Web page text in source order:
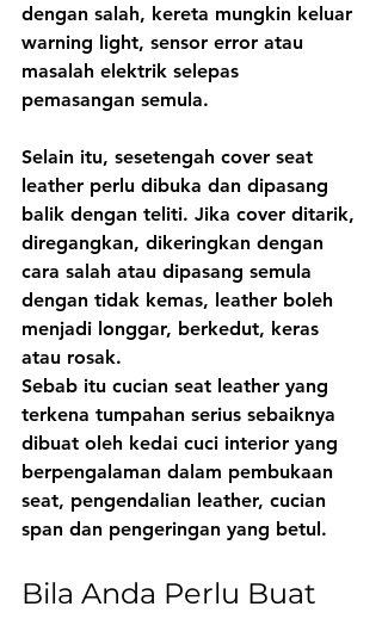
dengan salah, kereta mungkin keluar
warning light, sensor error atau
masalah elektrik selepas
pemasangan semula.
Selain itu, sesetengah cover seat
leather perlu dibuka dan dipasang
balik dengan teliti. Jika cover ditarik,
diregangkan, dikeringkan dengan
cara salah atau dipasang semula
dengan tidak kemas, leather boleh
menjadi longgar, berkedut, keras
atau rosak.
Sebab itu cucian seat leather yang
terkena tumpahan serius sebaiknya
dibuat oleh kedai cuci interior yang
berpengalaman dalam pembukaan
seat, pengendalian leather, cucian
span dan pengeringan yang betul.
Bila Anda Perlu Buat